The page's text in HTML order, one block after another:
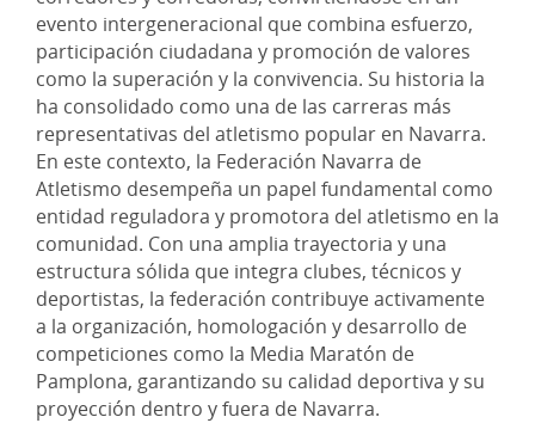
evento intergeneracional que combina esfuerzo,
participación ciudadana y promoción de valores
como la superación y la convivencia. Su historia la
ha consolidado como una de las carreras más
representativas del atletismo popular en Navarra.
En este contexto, la Federación Navarra de
Atletismo desempeña un papel fundamental como
entidad reguladora y promotora del atletismo en la
comunidad. Con una amplia trayectoria y una
estructura sólida que integra clubes, técnicos y
deportistas, la federación contribuye activamente
a la organización, homologación y desarrollo de
competiciones como la Media Maratón de
Pamplona, garantizando su calidad deportiva y su
proyección dentro y fuera de Navarra.